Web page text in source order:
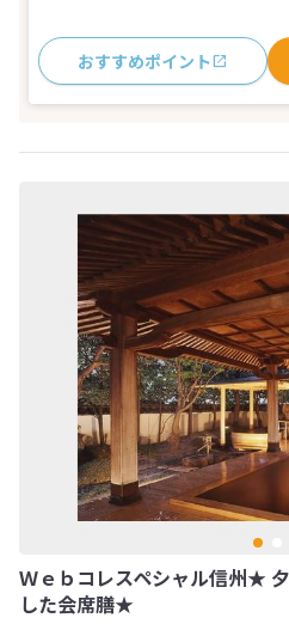
おすすめポイント
Ｗｅｂコレスペシャル信州★
した会席膳★